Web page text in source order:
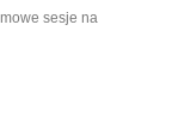
sesje na